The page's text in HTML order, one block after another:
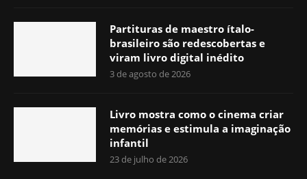
Partituras de maestro ítalo-
brasileiro são redescobertas e
viram livro digital inédito
3 de agosto de 2026
Livro mostra como o cinema criar
memórias e estimula a imaginação
infantil
23 de julho de 2026